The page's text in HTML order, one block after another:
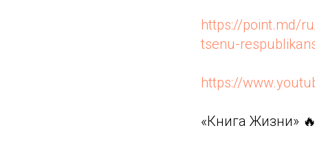
https://point.md/
tsenu-
https://
«Книга Жизни»